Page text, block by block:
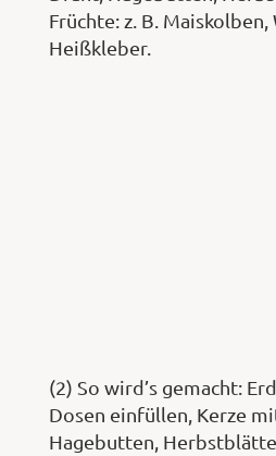
Früchte: z. B.
Heißkleber.
(2) So wird’s gemacht:
Dosen einfüllen, Kerze
Hagebutten,